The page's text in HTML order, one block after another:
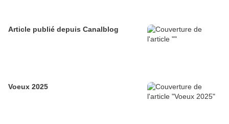
Article publié depuis Canalblog
Voeux 2025